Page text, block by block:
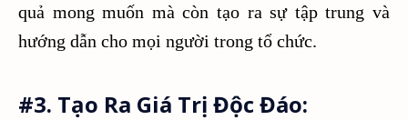
quả mong muốn mà còn tạo ra sự tập trung và
hướng dẫn cho mọi người trong tổ chức.
#3. Tạo Ra Giá Trị Độc Đáo: